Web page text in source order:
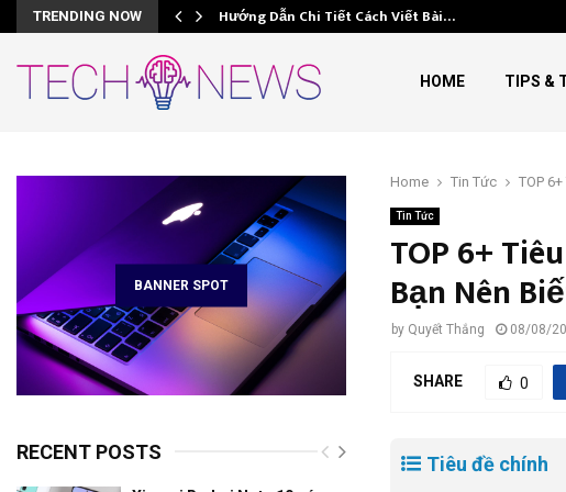
TRENDING NOW Hướng Dẫn Chi Tiết Cách Viết Bài…
HOME TIPS &
Home Tin Tức TOP
Tin Tức
TOP 6+
Bạn Nên
by Quyết Thắng 08/08/
SHARE 0
Tiêu đề chính
BANNER SPOT
RECENT POSTS